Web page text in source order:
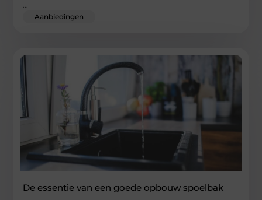
...
Aanbiedingen
De essentie van een goede opbouw spoelbak